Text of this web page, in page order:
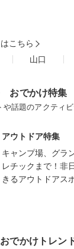
こちら
山口
おでかけ特集
や話題のアクティ
アウトドア特集
キャンプ場、グラ
レチックまで！非
きるアウトドアス
おでかけトレン